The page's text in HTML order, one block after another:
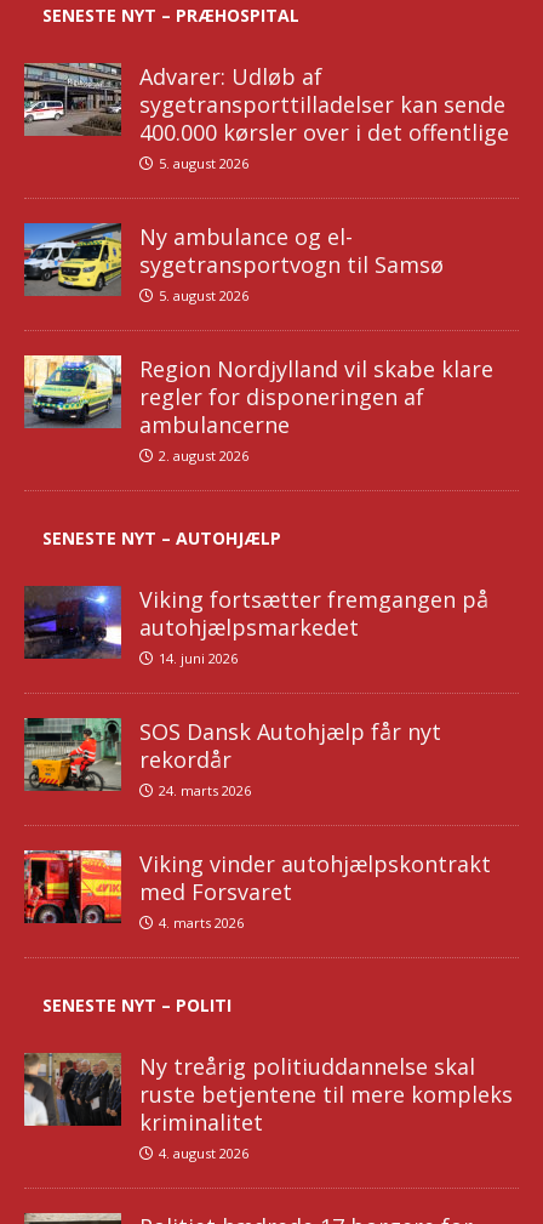
SENESTE NYT – PRÆHOSPITAL
Advarer: Udløb af
sygetransporttilladelser kan sende
400.000 kørsler over i det offentlige
5. august 2026
Ny ambulance og el-
sygetransportvogn til Samsø
5. august 2026
Region Nordjylland vil skabe klare
regler for disponeringen af
ambulancerne
2. august 2026
SENESTE NYT – AUTOHJÆLP
Viking fortsætter fremgangen på
autohjælpsmarkedet
14. juni 2026
SOS Dansk Autohjælp får nyt
rekordår
24. marts 2026
Viking vinder autohjælpskontrakt
med Forsvaret
4. marts 2026
SENESTE NYT – POLITI
Ny treårig politiuddannelse skal
ruste betjentene til mere kompleks
kriminalitet
4. august 2026